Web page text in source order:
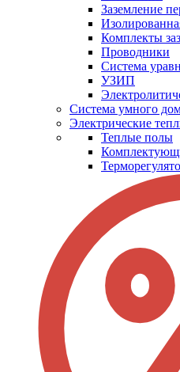
Заземление
Комплекты
Проводники
Система
УЗИП
Система умного
Электрические
Теплые полы